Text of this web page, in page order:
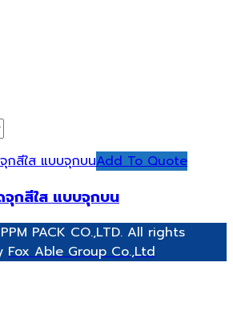
Add To Quote
กสีใส แบบจุกบน
PACK CO.,LTD. All rights
Fox Able Group Co.,Ltd